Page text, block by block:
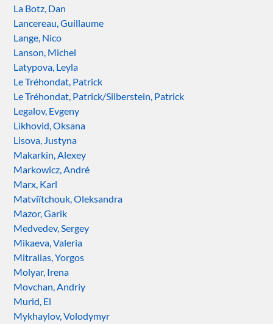
La Botz, Dan
Lancereau, Guillaume
Lange, Nico
Lanson, Michel
Latypova, Leyla
Le Tréhondat, Patrick
Le Tréhondat, Patrick/Silberstein, Patrick
Legalov, Evgeny
Likhovid, Oksana
Lisova, Justyna
Makarkin, Alexey
Markowicz, André
Marx, Karl
Matviïtchouk, Oleksandra
Mazor, Garik
Medvedev, Sergey
Mikaeva, Valeria
Mitralias, Yorgos
Molyar, Irena
Movchan, Andriy
Murid, El
Mykhaylov, Volodymyr